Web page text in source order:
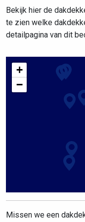
Bekijk hier de
te zien welke
detailpagina van dit
+
−
Missen we een